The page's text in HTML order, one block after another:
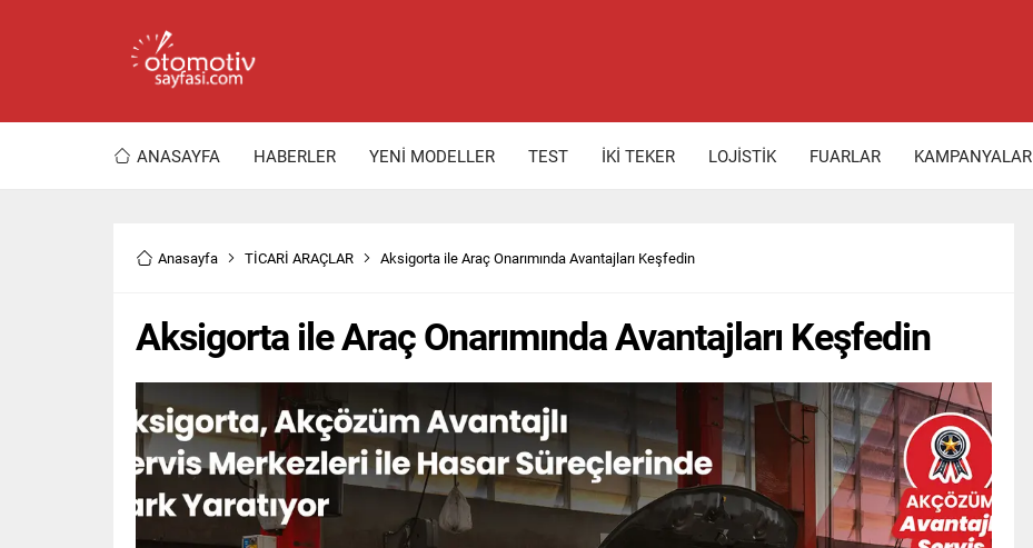
ANASAYFA HABERLER YENİ MODELLER TEST İKİ TEKER LOJİSTİK FUARLAR KAMPANYALAR
Anasayfa TİCARİ ARAÇLAR Aksigorta ile Araç Onarımında Avantajları Keşfedin
Aksigorta ile Araç Onarımında Avantajları Keşfedin